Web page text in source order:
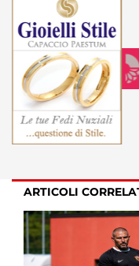
ARTICOLI